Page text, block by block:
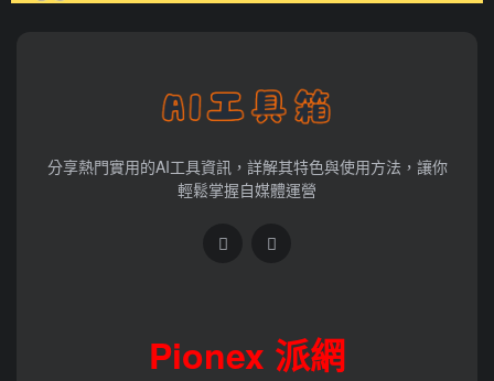
分享熱門實用的AI工具資訊，詳解其特色與使用方法，讓你
輕鬆掌握自媒體運營
Pionex 派網